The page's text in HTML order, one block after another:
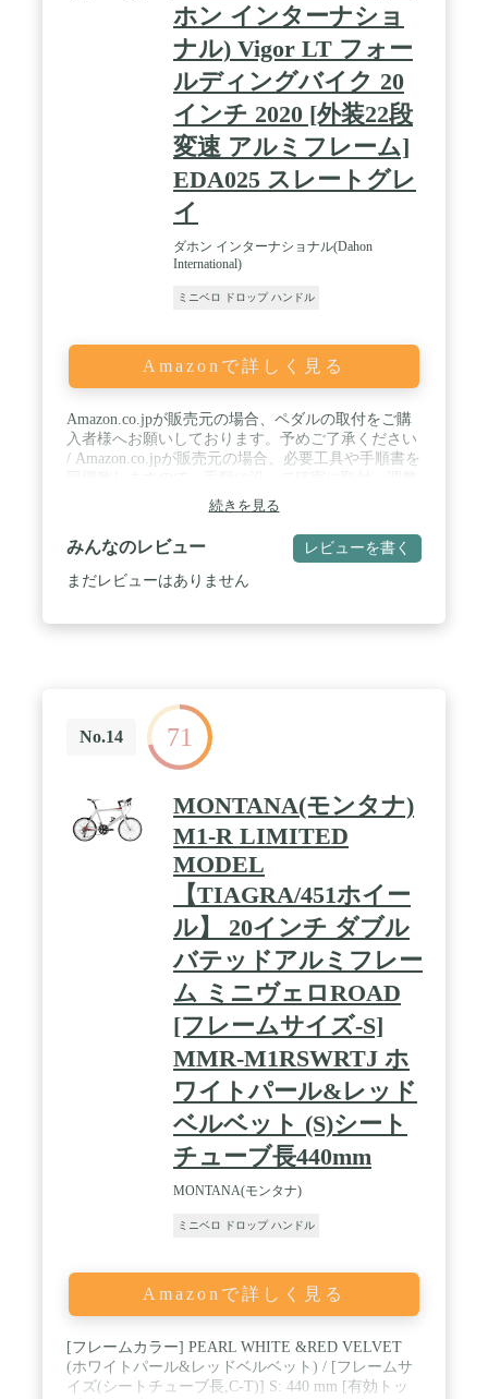
ホン インターナショ
ナル) Vigor LT フォー
ルディングバイク 20
インチ 2020 [外装22段
変速 アルミフレーム]
EDA025 スレートグレ
イ
ダホン インターナショナル(Dahon
International)
ミニベロ ドロップ ハンドル
Amazonで詳しく見る
Amazon.co.jpが販売元の場合、ペダルの取付をご購
入者様へお願いしております。予めご了承ください
/ Amazon.co.jpが販売元の場合、必要工具や手順書を
をお願いします / フォールディングサイズ:高さ
66cm x 幅 81cm x 奥行 57cm / 重量:9.9kg(ペダルを除
く) / 推奨身長:145cm - 195cm
続きを見る
みんなのレビュー レビューを書く
まだレビューはありません
No.14 71
MONTANA(モンタナ)
M1-R LIMITED
MODEL
【TIAGRA/451ホイー
ル】 20インチ ダブル
バテッドアルミフレー
ム ミニヴェロROAD
[フレームサイズ-S]
MMR-M1RSWRTJ ホ
ワイトパール&レッド
ベルベット (S)シート
チューブ長440mm
MONTANA(モンタナ)
ミニベロ ドロップ ハンドル
Amazonで詳しく見る
[フレームカラー] PEARL WHITE &RED VELVET
(ホワイトパール&レッドベルベット) / [フレームサ
イズ(シートチューブ長,C-T)] S: 440 mm [有効トッ